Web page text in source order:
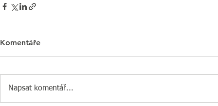
Komentáře
Napsat komentář...